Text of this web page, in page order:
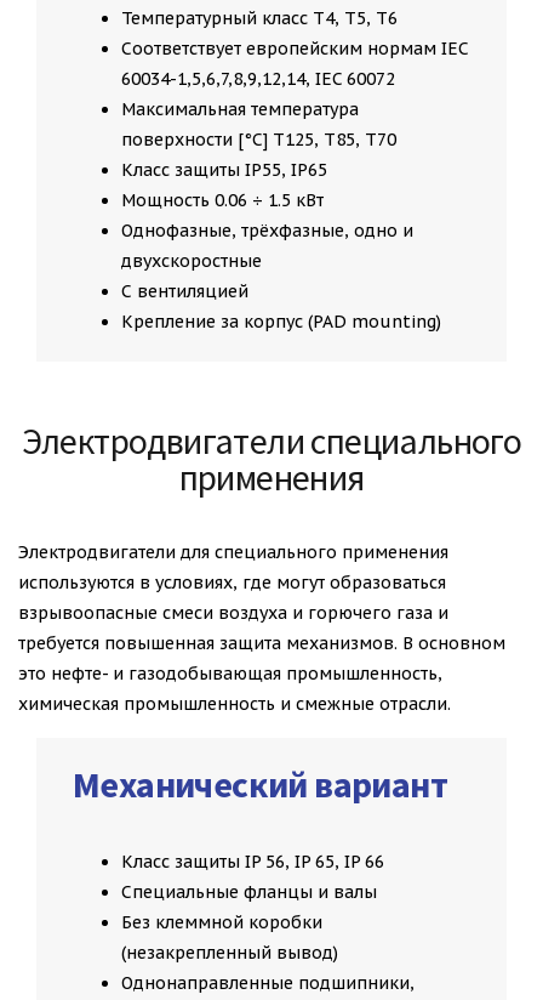
Температурный класс T4, T5, T6
Соответствует европейским нормам IEC
60034-1,5,6,7,8,9,12,14, IEC 60072
Максимальная температура
поверхности [°C] T125, T85, T70
Класс защиты IP55, IP65
Мощность 0.06 ÷ 1.5 кВт
Однофазные, трёхфазные, одно и
двухскоростные
С вентиляцией
Крепление за корпус (PAD mounting)
Электродвигатели специального
применения
Электродвигатели для специального применения
используются в условиях, где могут образоваться
взрывоопасные смеси воздуха и горючего газа и
требуется повышенная защита механизмов. В основном
это нефте- и газодобывающая промышленность,
химическая промышленность и смежные отрасли.
Механический вариант
Класс защиты IP 56, IP 65, IP 66
Специальные фланцы и валы
Без клеммной коробки
(незакрепленный вывод)
Однонаправленные подшипники,